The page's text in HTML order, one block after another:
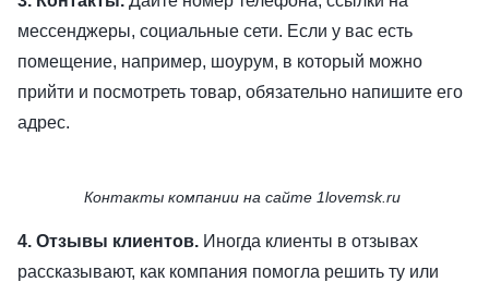
мессенджеры, социальные сети. Если у вас есть
помещение, например, шоурум, в который можно
прийти и посмотреть товар, обязательно напишите его
адрес.
Контакты компании на сайте 1lovemsk.ru
4. Отзывы клиентов. Иногда клиенты в отзывах
рассказывают, как компания помогла решить ту или